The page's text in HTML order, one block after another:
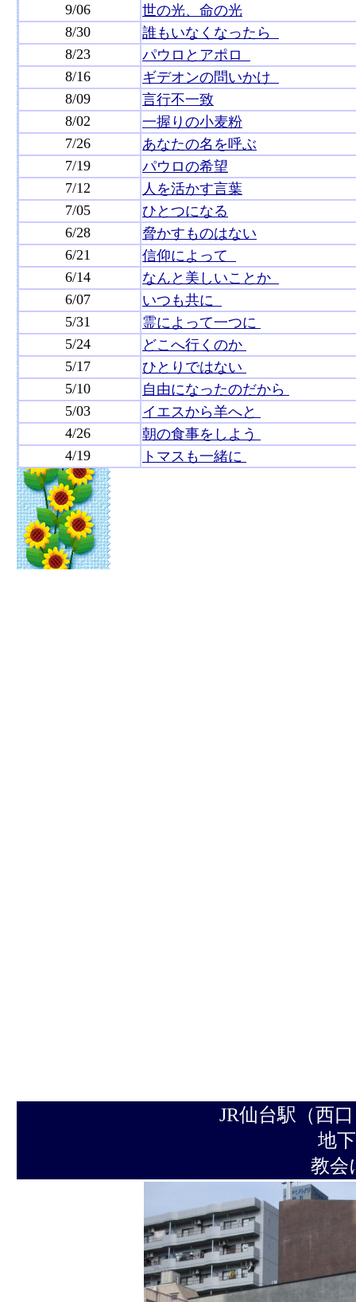
9/06
世の光、命の光
8/30
誰もいなくなったら
8/23
パウロとアポロ
8/16
ギデオンの問いかけ
8/09
言行不一致
8/02
一握りの小麦粉
7/26
あなたの名を呼ぶ
7/19
パウロの希望
7/12
人を活かす言葉
7/05
ひとつになる
6/28
脅かすものはない
6/21
信仰によって
6/14
なんと美しいことか
6/07
いつも共に
5/31
霊によって一つに
5/24
どこへ行くのか
5/17
ひとりではない
5/10
自由になったのだから
5/03
イエスから羊へと
4/26
朝の食事をしよう
4/19
トマスも一緒に
JR仙台駅（西
地下鉄 南北線
教会には駐